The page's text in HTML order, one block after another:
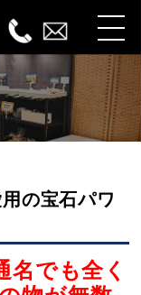
の宝石パワ
名でも全く